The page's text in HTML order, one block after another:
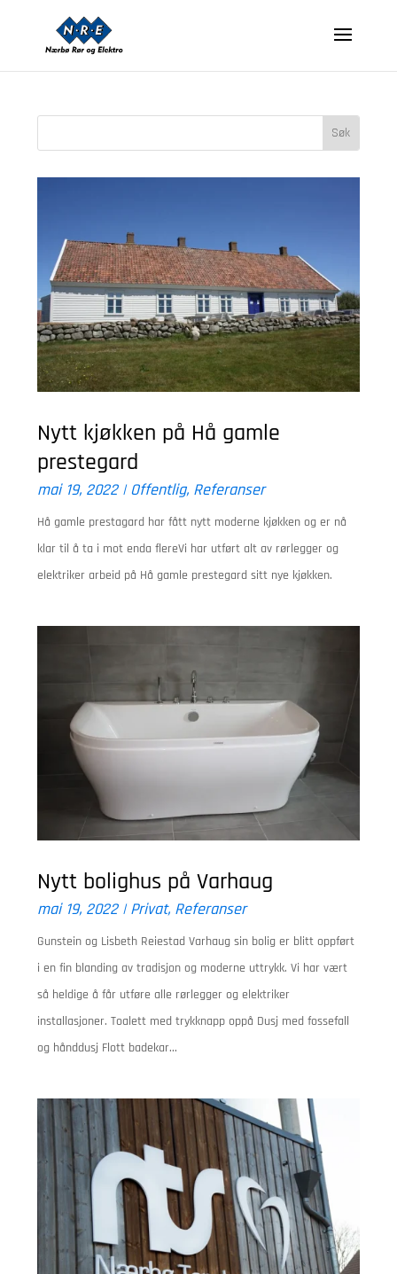
Nytt kjøkken på Hå gamle
prestegard
mai 19, 2022|Offentlig, Referanser
Hå gamle prestagard har fått nytt moderne kjøkken og er nå
klar til å ta i mot enda flereVi har utført alt av rørlegger og
elektriker arbeid på Hå gamle prestegard sitt nye kjøkken.
Nytt bolighus på Varhaug
mai 19, 2022|Privat, Referanser
Gunstein og Lisbeth Reiestad Varhaug sin bolig er blitt oppført
i en fin blanding av tradisjon og moderne uttrykk. Vi har vært
så heldige å får utføre alle rørlegger og elektriker
installasjoner. Toalett med trykknapp oppå Dusj med fossefall
og hånddusj Flott badekar...